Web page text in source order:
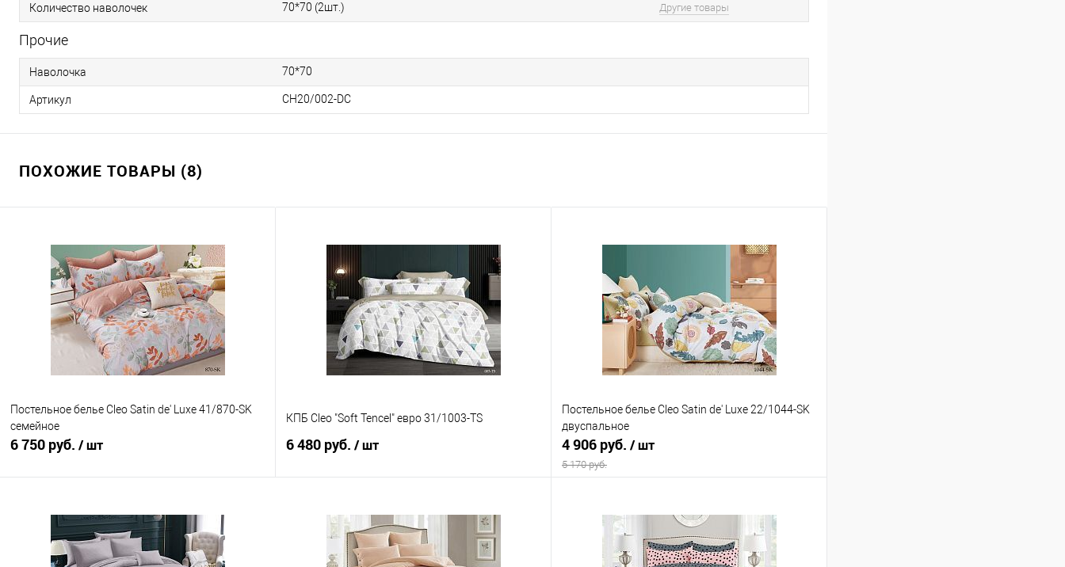
Количество наволочек 70*70 (2шт.) Другие товары
Прочие
Наволочка 70*70
Артикул CH20/002-DC
ПОХОЖИЕ ТОВАРЫ (8)
Постельное белье Cleo Satin de' Luxe 41/870-SK
семейное
6 750 руб. / шт
Купить в 1 клик
Сравнение
КПБ Cleo "Soft Tencel" евро 31/1003-TS
6 480 руб. / шт
Купить в 1 клик
Сравнение
Постельное белье Cleo Satin de' Luxe 22/1044-SK
двуспальное
4 906 руб. / шт
5 170 руб.
Купить в 1 клик
Сравнение